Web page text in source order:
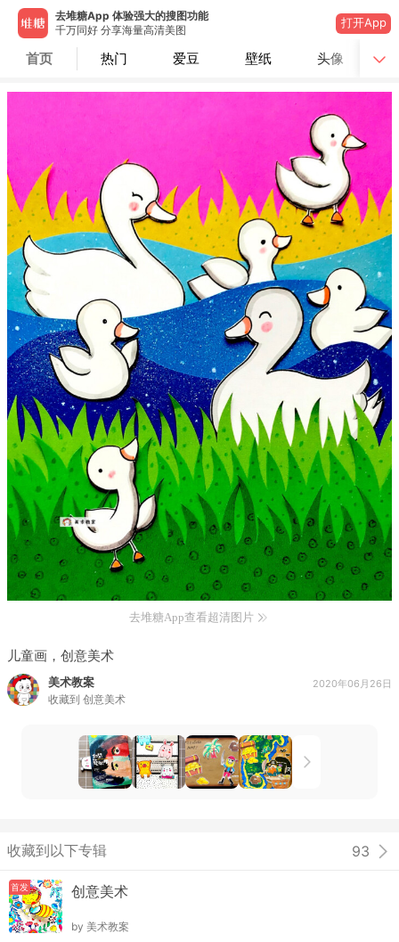
去堆糖App 体验强大的搜图功能
千万同好 分享海量高清美图
打开App
首页 热门 爱豆 壁纸 头像
去堆糖App查看超清图片
儿童画，创意美术
美术教案
收藏到 创意美术
2020年06月26日
收藏到以下专辑 93
首发 创意美术
by 美术教案